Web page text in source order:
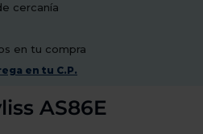
cercanía
en tu compra
en tu C.P.
AS86E